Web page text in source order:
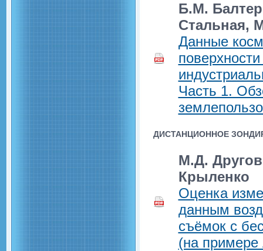
Б.М.
Стальная,
Данные
Часть 1.
ДИСТАНЦИОННОЕ
М.Д.
Крыленко
Оценка
данным
съёмок с
(на примере